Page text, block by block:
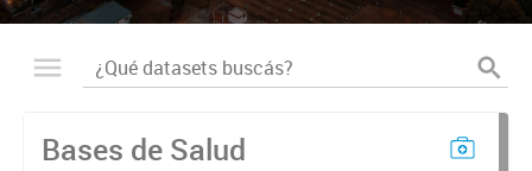
Bases de Salud